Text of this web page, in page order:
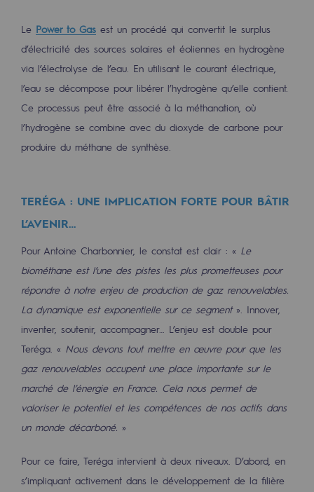
Objectif Recherche & Innovation :
Objectif Recherche & Innovation :
Partenariats et innovation participative
Newsroom
Communiqués de presse
Actualités
Evénements
L'édito Teréga
Les actions soutenues par Teréga
Le Power to Gas est un procédé qui convertit le surplus
d’électricité des sources solaires et éoliennes en hydrogène
via l’électrolyse de l’eau. En utilisant le courant électrique,
l’eau se décompose pour libérer l’hydrogène qu’elle contient.
Ce processus peut être associé à la méthanation, où
l’hydrogène se combine avec du dioxyde de carbone pour
produire du méthane de synthèse.
TERÉGA : UNE IMPLICATION FORTE POUR BÂTIR
L’AVENIR…
Pour Antoine Charbonnier, le constat est clair : « Le
biométhane est l’une des pistes les plus prometteuses pour
répondre à notre enjeu de production de gaz renouvelables.
La dynamique est exponentielle sur ce segment ». Innover,
inventer, soutenir, accompagner… L’enjeu est double pour
Teréga. « Nous devons tout mettre en œuvre pour que les
gaz renouvelables occupent une place importante sur le
marché de l’énergie en France. Cela nous permet de
valoriser le potentiel et les compétences de nos actifs dans
un monde décarboné. »
Pour ce faire, Teréga intervient à deux niveaux. D’abord, en
s’impliquant activement dans le développement de la filière